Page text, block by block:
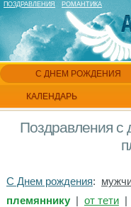
ПОЗДРАВЛЕНИЯ РОМАНТИКА
С ДНЕМ РОЖДЕНИЯ
КАЛЕНДАРЬ
Поздравления с
С Днем рождения:
племяннику| от тети|